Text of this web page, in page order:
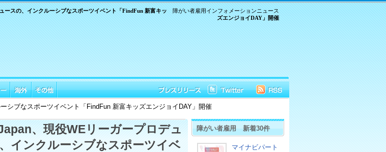
障がい者雇用インフォメーションニュース
ースの、インクルーシブなスポーツイベント「FindFun 新富キッ
ズエンジョイDAY」開催
シブなスポーツイベント「FindFun 新富キッズエンジョイDAY」開催
、現役WEリーガープロデュ
インクルーシブなスポーツイベ
障がい者雇用 新着30件
マイナビパート